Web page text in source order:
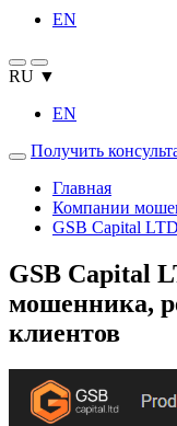
EN
RU ▼
EN
Получить
Главная
Компании
GSB Capital LTD
GSB Capital
мошенника,
клиентов